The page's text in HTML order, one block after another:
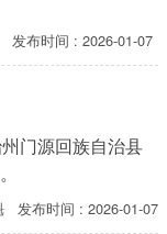
布时间 : 2026-01-07
门源回族自治县
发布时间 : 2026-01-07